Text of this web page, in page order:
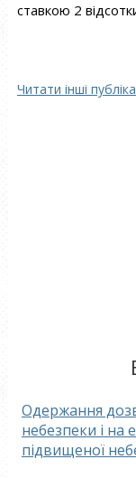
ставкою 2
Читати інші
Одержання
небезпеки і на
підвищеної